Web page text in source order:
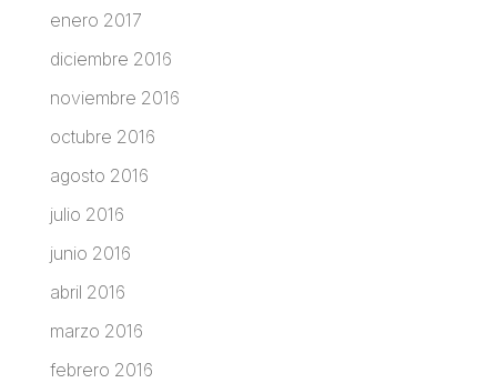
enero 2017
diciembre 2016
noviembre 2016
octubre 2016
agosto 2016
julio 2016
junio 2016
abril 2016
marzo 2016
febrero 2016